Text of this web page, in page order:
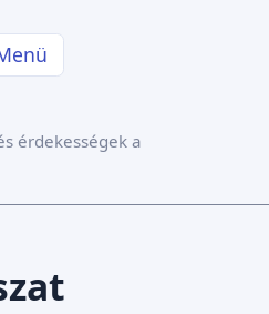
érdekességek a